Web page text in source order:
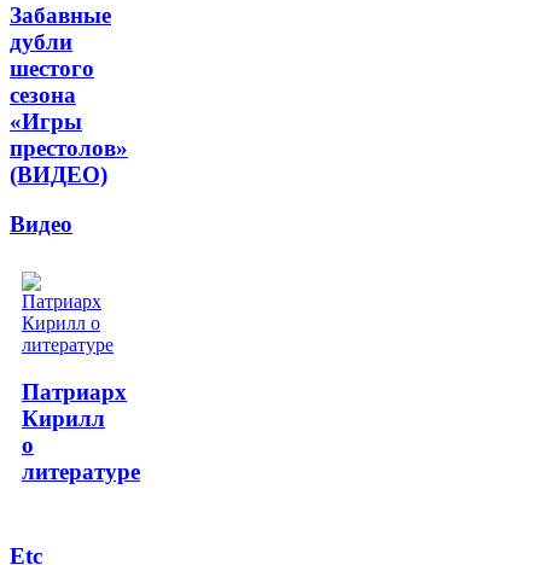
Забавные
дубли
шестого
сезона
«Игры
престолов»
(ВИДЕО)
Видео
Патриарх
Кирилл
о
литературе
Etc